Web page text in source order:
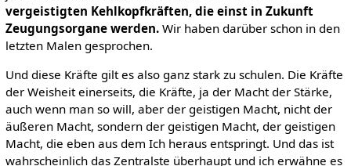
vergeistigten Kehlkopfkräften, die einst in Zukunft
Zeugungsorgane werden.Wir haben darüber schon in den
letzten Malen gesprochen.
Und diese Kräfte gilt es also ganz stark zu schulen. Die Kräfte
der Weisheit einerseits, die Kräfte, ja der Macht der Stärke,
auch wenn man so will, aber der geistigen Macht, nicht der
äußeren Macht, sondern der geistigen Macht, der geistigen
Macht, die eben aus dem Ich heraus entspringt. Und das ist
wahrscheinlich das Zentralste überhaupt und ich erwähne es